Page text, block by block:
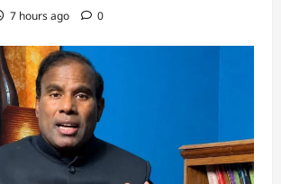
7 hours ago 0